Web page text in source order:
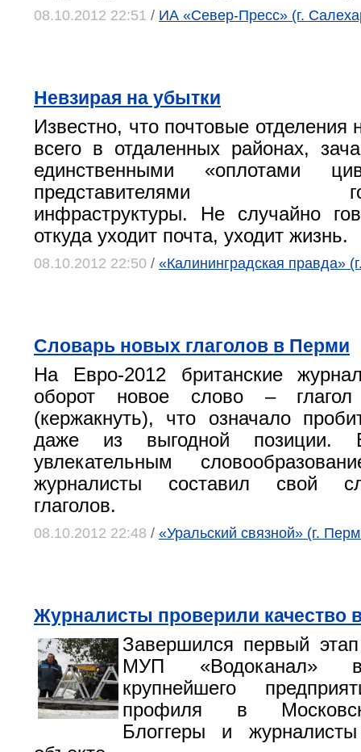
08.10.2012 22:51 / ИА «Север-Пресс» (г.
Невзирая на убытки
Известно, что почтовые отделения
всего в отдаленных районах,
единственными «оплотами
представителями
инфраструктуры. Не случайно
откуда уходит почта, уходит жизнь.
08.10.2012 22:50 / «Калининградская правда»
Словарь новых глаголов в Перми
На Евро-2012 британские
оборот новое слово –
(кержакнуть), что означало
даже из выгодной позиции.
увлекательным
журналисты составил свой
глаголов.
08.10.2012 22:48 / «Уральский связной» (г.
Журналисты проверили качество
Завершился первый этап
МУП «Водоканал»
крупнейшего
профиля в
Блоггеры и